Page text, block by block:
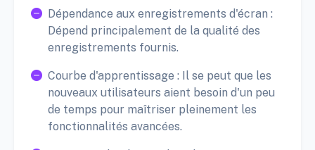
Dépendance aux enregistrements d'écran :
Dépend principalement de la qualité des
enregistrements fournis.
Courbe d'apprentissage : Il se peut que les
nouveaux utilisateurs aient besoin d'un peu
de temps pour maîtriser pleinement les
fonctionnalités avancées.